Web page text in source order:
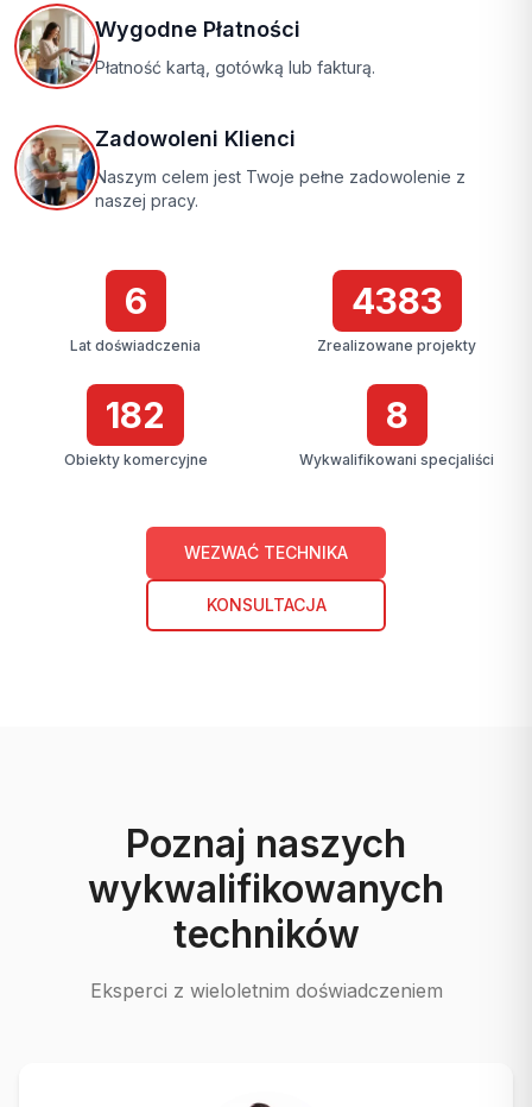
Wygodne Płatności
Płatność kartą, gotówką lub fakturą.
Zadowoleni Klienci
Naszym celem jest Twoje pełne zadowolenie z
naszej pracy.
7
Lat doświadczenia
4384
Zrealizowane projekty
183
Obiekty komercyjne
9
Wykwalifikowani specjaliści
WEZWAĆ TECHNIKA
KONSULTACJA
Poznaj naszych
wykwalifikowanych
techników
Eksperci z wieloletnim doświadczeniem